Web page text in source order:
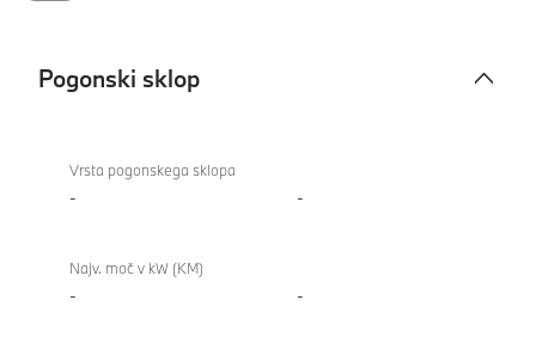
Pogonski sklop
sklopVrsta pogonskega sklopa
- -
Najv. moč v kW (KM)
- -